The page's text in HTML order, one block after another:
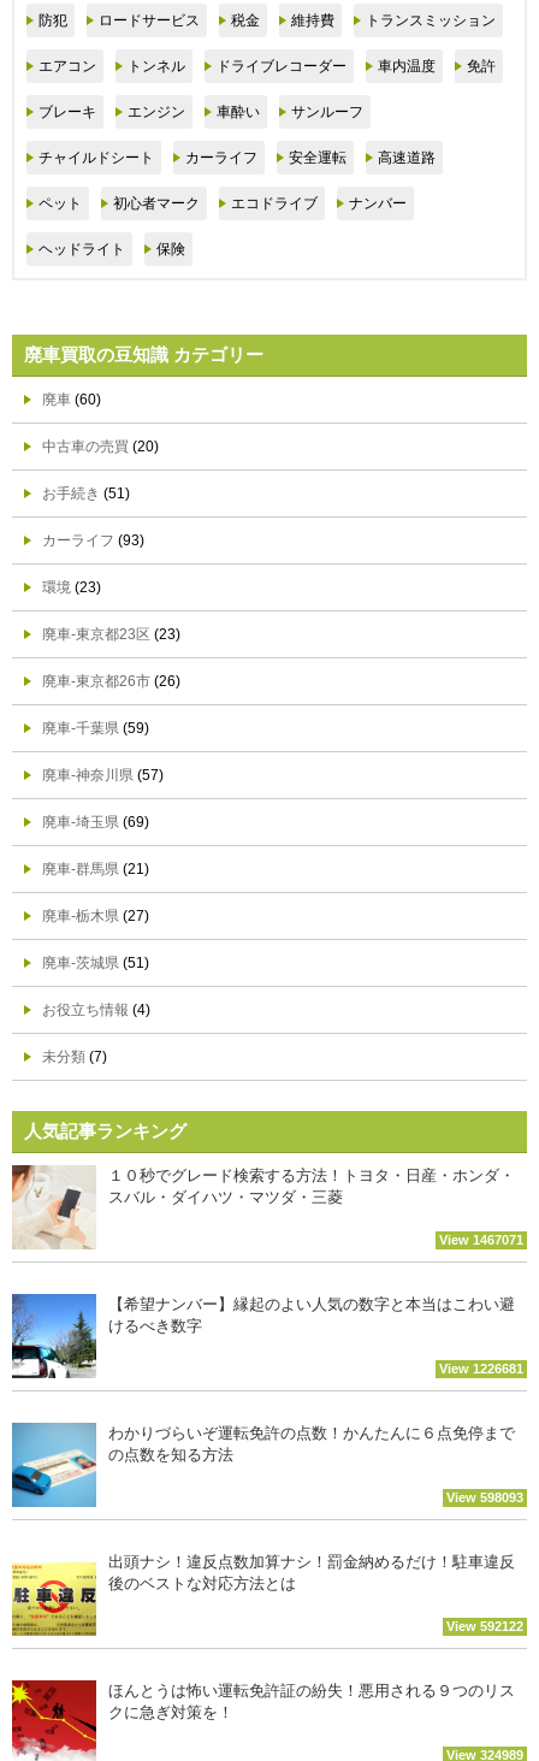
防犯 ロードサービス 税金 維持費 トランスミッション
エアコン トンネル ドライブレコーダー 車内温度 免許
ブレーキ エンジン 車酔い サンルーフ
チャイルドシート カーライフ 安全運転 高速道路
ペット 初心者マーク エコドライブ ナンバー
ヘッドライト 保険
廃車買取の豆知識 カテゴリー
廃車 (60)
中古車の売買 (20)
お手続き (51)
カーライフ (93)
環境 (23)
廃車-東京都23区 (23)
廃車-東京都26市 (26)
廃車-千葉県 (59)
廃車-神奈川県 (57)
廃車-埼玉県 (69)
廃車-群馬県 (21)
廃車-栃木県 (27)
廃車-茨城県 (51)
お役立ち情報 (4)
未分類 (7)
人気記事ランキング
１０秒でグレード検索する方法！トヨタ・日産・ホンダ・
スバル・ダイハツ・マツダ・三菱
View 1467071
【希望ナンバー】縁起のよい人気の数字と本当はこわい避
けるべき数字
View 1226681
わかりづらいぞ運転免許の点数！かんたんに６点免停まで
の点数を知る方法
View 598093
出頭ナシ！違反点数加算ナシ！罰金納めるだけ！駐車違反
後のベストな対応方法とは
View 592122
ほんとうは怖い運転免許証の紛失！悪用される９つのリス
クに急ぎ対策を！
View 324989